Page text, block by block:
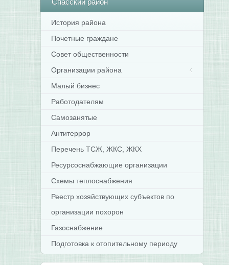
Спасскийрайон
История района
Почетные граждане
Совет общественности
Организации района
Малый бизнес
Работодателям
Самозанятые
Антитеррор
Перечень ТСЖ, ЖКС, ЖКХ
Ресурсоснабжающие организации
Схемы теплоснабжения
Реестр хозяйствующих субъектов по
организации похорон
Газоснабжение
Подготовка к отопительному периоду